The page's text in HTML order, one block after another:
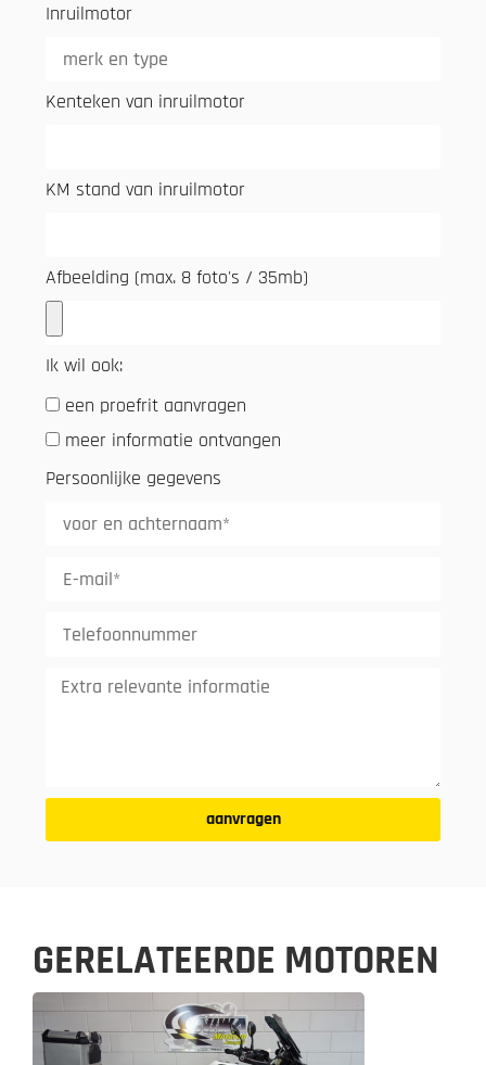
Inruilmotor
Kenteken van inruilmotor
KM stand van inruilmotor
Afbeelding (max. 8 foto's / 35mb)
Ik wil ook:
een proefrit aanvragen
meer informatie ontvangen
Persoonlijke gegevens
aanvragen
GERELATEERDE MOTOREN